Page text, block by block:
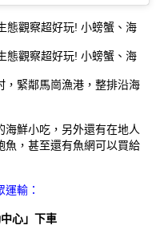
，緊鄰馬崗漁港，整排沿海
鮮小吃，另外還有在地人
魚，甚至還有魚網可以買給
輸：
心」下車